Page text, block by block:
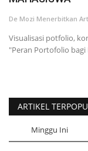
De Mozi Menerbitkan
Visualisasi potfolio,
"Peran Portofolio
ARTIKEL
Minggu Ini